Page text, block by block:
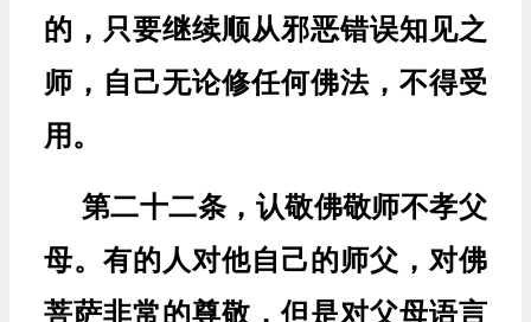
的，只要继续顺从邪恶错误知见之
师，自己无论修任何佛法，不得受
用。
第二十二条，认敬佛敬师不孝父
母。有的人对他自己的师父，对佛
菩萨非常的尊敬，但是对父母语言